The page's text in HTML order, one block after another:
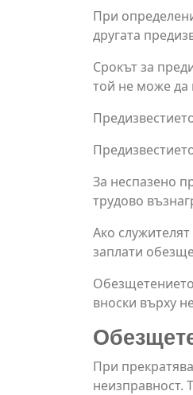
При
другата
Срокът за
той не може да
За неспазено
трудово
Ако
заплати
вноски върху
При
неизправност.